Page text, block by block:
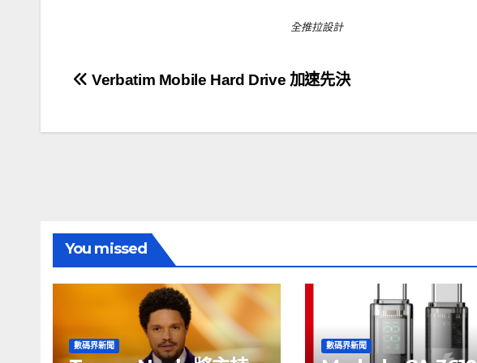
全推拉設計
文Verbatim Mobile Hard Drive 加速先決
You missed
數碼界新聞 數碼界新聞